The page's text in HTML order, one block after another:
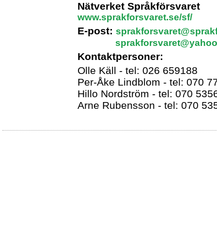
Nätverket Språkförsvaret
www.sprakforsvaret.se/sf/
E-post:
Kontaktpersoner:
Olle Käll - tel: 026 659188
Per-Åke Lindblom - tel: 070
Hillo Nordström - tel: 070
Arne Rubensson - tel: 070